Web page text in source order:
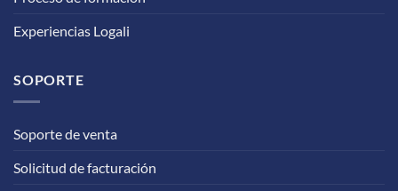
Experiencias Logali
SOPORTE
Soporte de venta
Solicitud de facturación